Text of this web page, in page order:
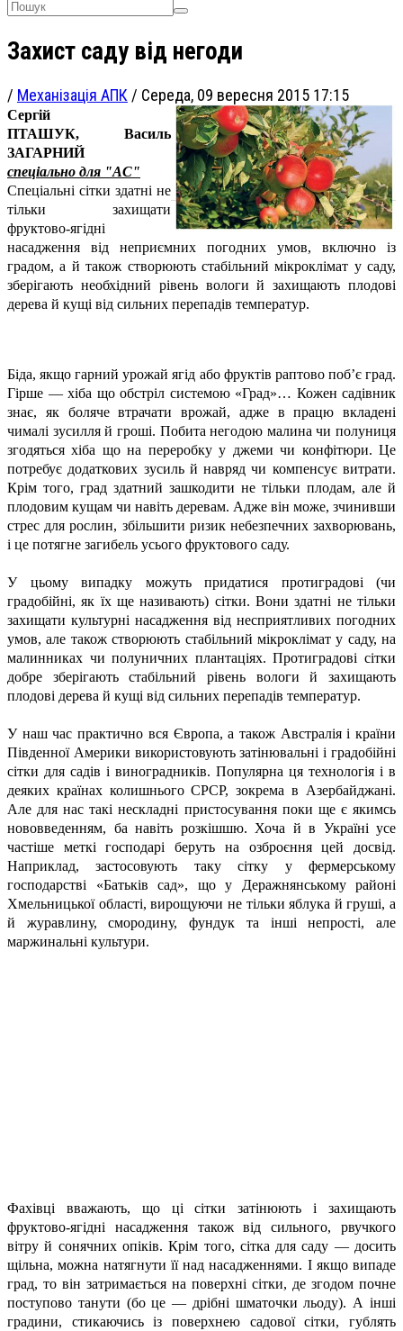
Захист саду від негоди
/ Механізація АПК / Середа, 09 вересня 2015 17:15
Сергій
ПТАШУК, Василь
ЗАГАРНИЙ
спеціально для "АС"
Спеціальні сітки здатні не
тільки захищати
фруктово-ягідні
насадження від неприємних погодних умов, включно із
градом, а й також створюють стабільний мікроклімат у саду,
зберігають необхідний рівень вологи й захищають плодові
дерева й кущі від сильних перепадів температур.
Біда, якщо гарний урожай ягід або фруктів раптово поб’є град.
Гірше — хіба що обстріл системою «Град»… Кожен садівник
знає, як боляче втрачати врожай, адже в працю вкладені
чималі зусилля й гроші. Побита негодою малина чи полуниця
згодяться хіба що на переробку у джеми чи конфітюри. Це
потребує додаткових зусиль й навряд чи компенсує витрати.
Крім того, град здатний зашкодити не тільки плодам, але й
плодовим кущам чи навіть деревам. Адже він може, зчинивши
стрес для рослин, збільшити ризик небезпечних захворювань,
і це потягне загибель усього фруктового саду.
У цьому випадку можуть придатися протиградові (чи
градобійні, як їх ще називають) сітки. Вони здатні не тільки
захищати культурні насадження від несприятливих погодних
умов, але також створюють стабільний мікроклімат у саду, на
малинниках чи полуничних плантаціях. Протиградові сітки
добре зберігають стабільний рівень вологи й захищають
плодові дерева й кущі від сильних перепадів температур.
У наш час практично вся Європа, а також Австралія і країни
Південної Америки використовують затінювальні і градобійні
сітки для садів і виноградників. Популярна ця технологія і в
деяких країнах колишнього СРСР, зокрема в Азербайджані.
Але для нас такі нескладні пристосування поки ще є якимсь
нововведенням, ба навіть розкішшю. Хоча й в Україні усе
частіше меткі господарі беруть на озброєння цей досвід.
Наприклад, застосовують таку сітку у фермерському
господарстві «Батьків сад», що у Деражнянському районі
Хмельницької області, вирощуючи не тільки яблука й груші, а
й журавлину, смородину, фундук та інші непрості, але
маржинальні культури.
Фахівці вважають, що ці сітки затінюють і захищають
фруктово-ягідні насадження також від сильного, рвучкого
вітру й сонячних опіків. Крім того, сітка для саду — досить
щільна, можна натягнути її над насадженнями. І якщо випаде
град, то він затримається на поверхні сітки, де згодом почне
поступово танути (бо це — дрібні шматочки льоду). А інші
градини, стикаючись із поверхнею садової сітки, гублять